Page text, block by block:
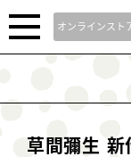
オンラインスト
草間彌生 新